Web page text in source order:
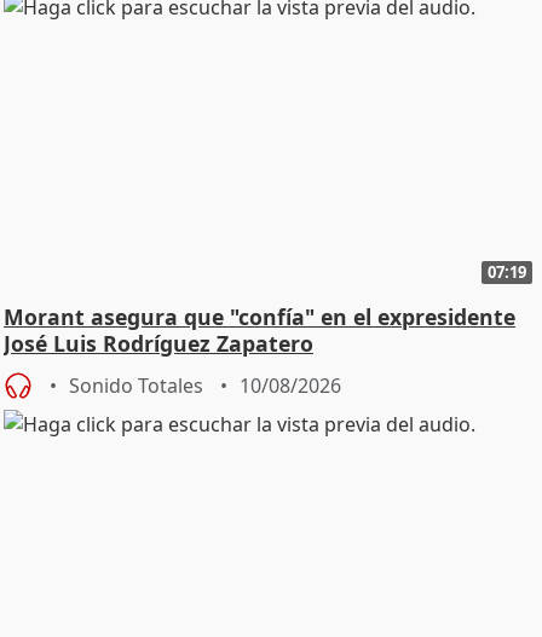
07:19
Morant asegura que "confía" en el expresidente
José Luis Rodríguez Zapatero
Sonido Totales 10/08/2026